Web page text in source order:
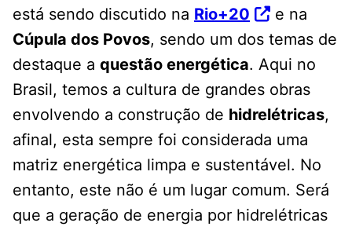
está sendo discutido na Rio+20
e na
Cúpula dos Povos, sendo um dos temas de
destaque a questão energética. Aqui no
Brasil, temos a cultura de grandes obras
envolvendo a construção de hidrelétricas,
afinal, esta sempre foi considerada uma
matriz energética limpa e sustentável. No
entanto, este não é um lugar comum. Será
que a geração de energia por hidrelétricas